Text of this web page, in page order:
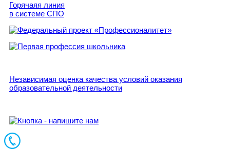
Горячаяя линия
в системе СПО
Независимая оценка качества условий оказания
образовательной деятельности